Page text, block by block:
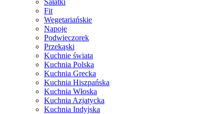
Sałatki
Fit
Wegetariańskie
Napoje
Podwieczorek
Przekąski
Kuchnie świata
Kuchnia Polska
Kuchnia Grecka
Kuchnia Hiszpańska
Kuchnia Włoska
Kuchnia Azjatycka
Kuchnia Indyjska